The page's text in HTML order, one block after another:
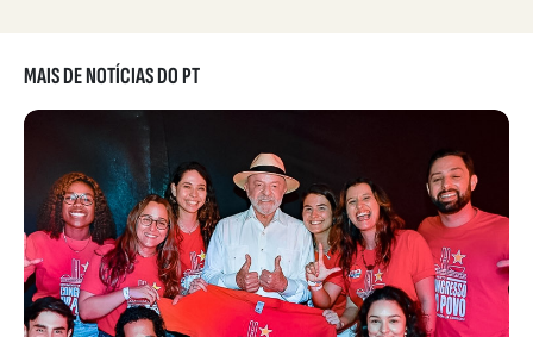
MAIS DE NOTÍCIAS DO PT